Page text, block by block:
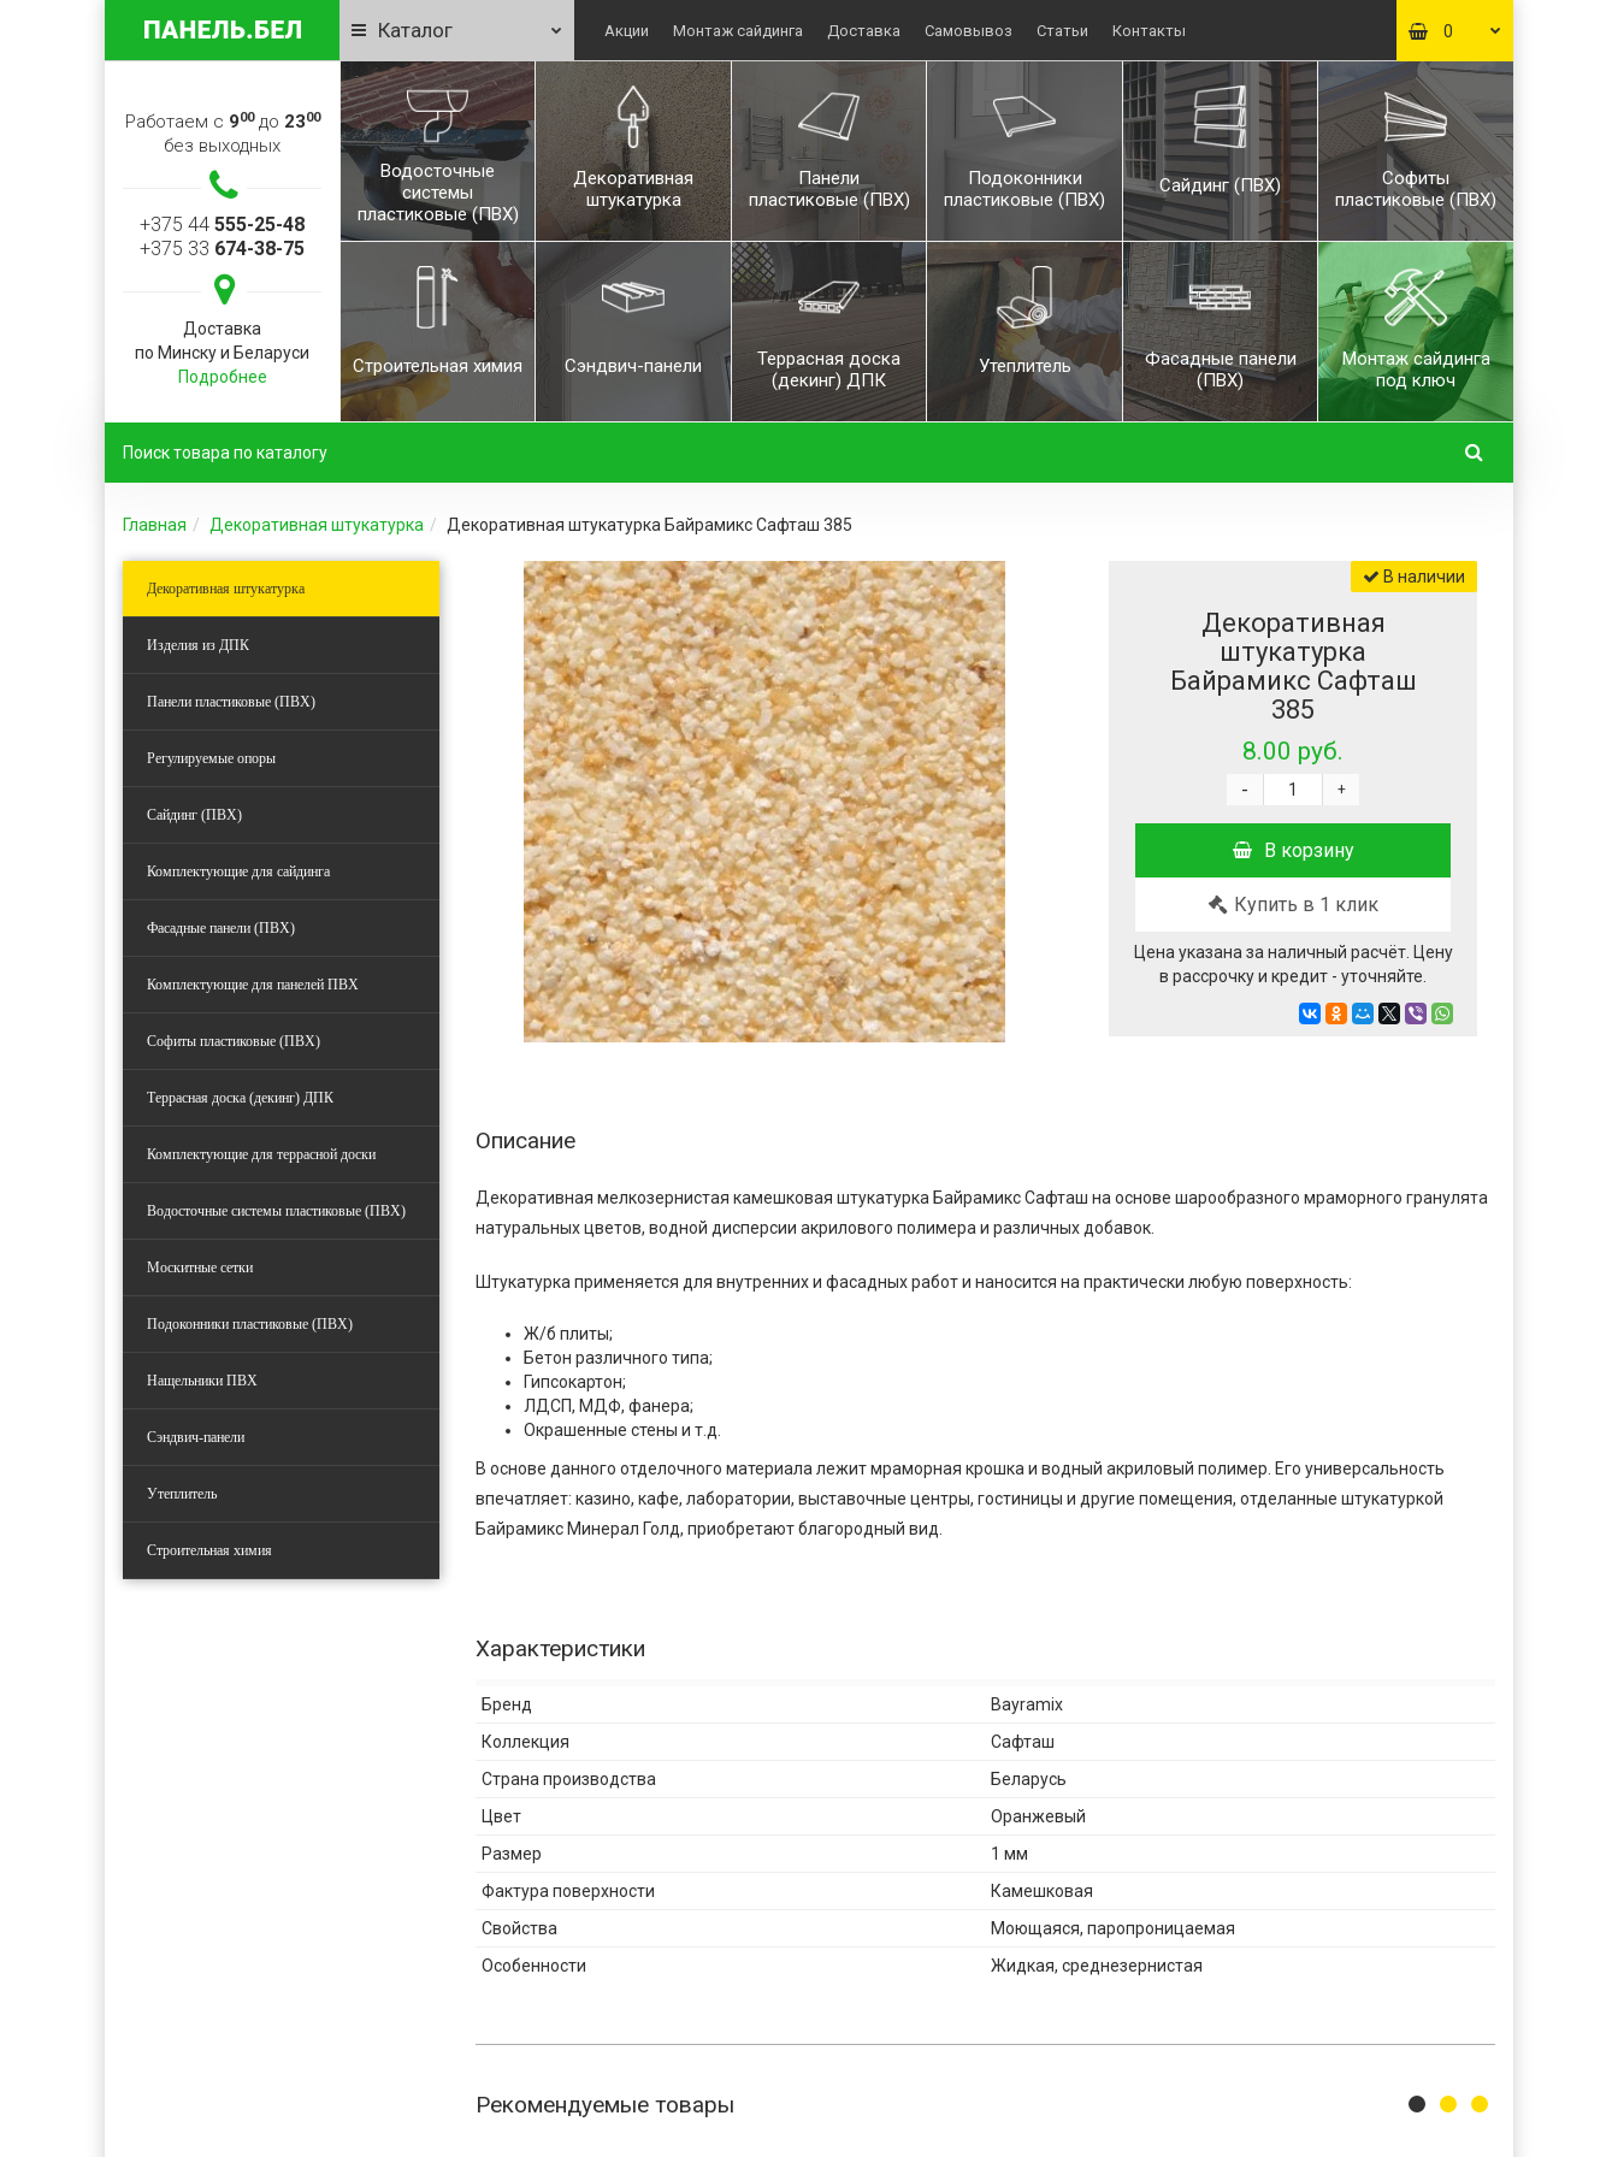
Каталог Акции Монтаж сайдинга Доставка Самовывоз Статьи Контакты 0
Работаем с 900до 2300
без выходных
+375 44 555-25-48
+375 33 674-38-75
Доставка
по Минску и Беларуси
Подробнее
Водосточные
системы
пластиковые (ПВХ)
Декоративная
штукатурка
Панели
пластиковые (ПВХ)
Подоконники
пластиковые (ПВХ)
Сайдинг (ПВХ)
Софиты
пластиковые (ПВХ)
Строительная химия Сэндвич-панели
Террасная доска
(декинг) ДПК
Утеплитель
Фасадные панели
(ПВХ)
Монтаж сайдинга
под ключ
Главная Декоративная штукатурка Декоративная штукатурка Байрамикс Сафташ 385
Декоративная штукатурка
Изделия из ДПК
Панели пластиковые (ПВХ)
Регулируемые опоры
Сайдинг (ПВХ)
Комплектующие для сайдинга
Фасадные панели (ПВХ)
Комплектующие для панелей ПВХ
Софиты пластиковые (ПВХ)
Террасная доска (декинг) ДПК
Комплектующие для террасной доски
Водосточные системы пластиковые (ПВХ)
Москитные сетки
Подоконники пластиковые (ПВХ)
Нащельники ПВХ
Сэндвич-панели
Утеплитель
Строительная химия
В наличии
Декоративная
штукатурка
Байрамикс Сафташ
385
8.00 руб.
+
-
В корзину
Купить в 1 клик
Цена указана за наличный расчёт. Цену
в рассрочку и кредит - уточняйте.
Описание
Декоративная мелкозернистая камешковая штукатурка Байрамикс Сафташ на основе шарообразного мраморного гранулята
натуральных цветов, водной дисперсии акрилового полимера и различных добавок.
Штукатурка применяется для внутренних и фасадных работ и наносится на практически любую поверхность:
Ж/б плиты;
Бетон различного типа;
Гипсокартон;
ЛДСП, МДФ, фанера;
Окрашенные стены и т.д.
В основе данного отделочного материала лежит мраморная крошка и водный акриловый полимер. Его универсальность
впечатляет: казино, кафе, лаборатории, выставочные центры, гостиницы и другие помещения, отделанные штукатуркой
Байрамикс Минерал Голд, приобретают благородный вид.
Характеристики
Бренд
Bayramix
Коллекция
Сафташ
Страна производства
Беларусь
Цвет
Оранжевый
Размер
1 мм
Фактура поверхности
Камешковая
Свойства
Моющаяся, паропроницаемая
Особенности
Жидкая, среднезернистая
Рекомендуемые товары